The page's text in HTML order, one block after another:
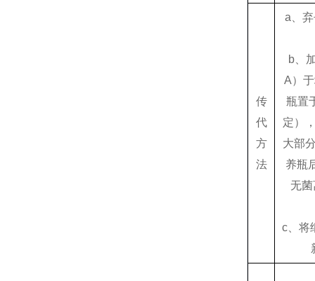
传
代
方
法
a、
b、
A）
瓶置
定）
大部
养瓶
无
c、将